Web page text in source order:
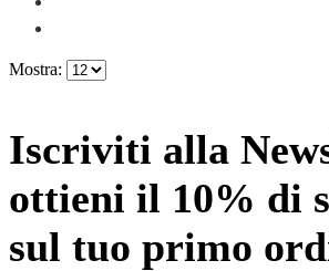
Mostra:
Iscriviti alla
ottieni il 10% di
sul tuo primo